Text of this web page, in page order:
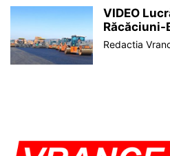
VIDEO
Răcăciuni-
Redactia